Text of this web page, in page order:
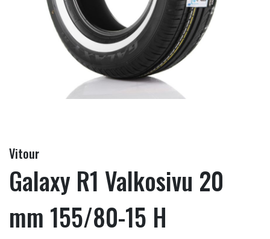
Vitour
Galaxy R1 Valkosivu 20
mm 155/80-15 H